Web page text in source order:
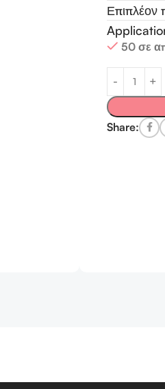
Επιπλέον
50 σε
Share: